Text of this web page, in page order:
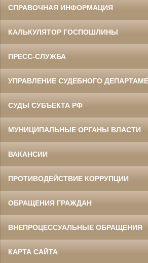
СПРАВОЧНАЯ ИНФОРМАЦИЯ
КАЛЬКУЛЯТОР ГОСПОШЛИНЫ
ПРЕСС-СЛУЖБА
УПРАВЛЕНИЕ СУДЕБНОГО
СУДЫ СУБЪЕКТА РФ
МУНИЦИПАЛЬНЫЕ ОРГАНЫ ВЛАСТИ
ВАКАНСИИ
ПРОТИВОДЕЙСТВИЕ КОРРУПЦИИ
ОБРАЩЕНИЯ ГРАЖДАН
ВНЕПРОЦЕССУАЛЬНЫЕ ОБРАЩЕНИЯ
КАРТА САЙТА